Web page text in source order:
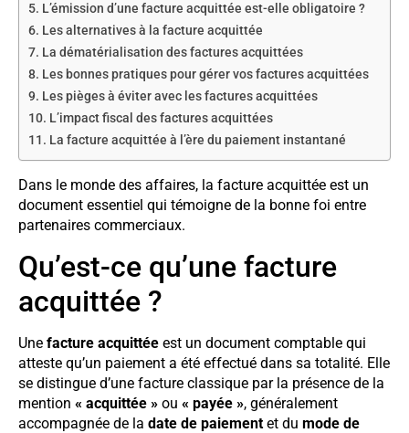
L’émission d’une facture acquittée est-elle obligatoire ?
Les alternatives à la facture acquittée
La dématérialisation des factures acquittées
Les bonnes pratiques pour gérer vos factures acquittées
Les pièges à éviter avec les factures acquittées
L’impact fiscal des factures acquittées
La facture acquittée à l’ère du paiement instantané
Dans le monde des affaires, la facture acquittée est un
document essentiel qui témoigne de la bonne foi entre
partenaires commerciaux.
Qu’est-ce qu’une facture
acquittée ?
Une facture acquittée est un document comptable qui
atteste qu’un paiement a été effectué dans sa totalité. Elle
se distingue d’une facture classique par la présence de la
mention « acquittée » ou « payée », généralement
accompagnée de la date de paiement et du mode de